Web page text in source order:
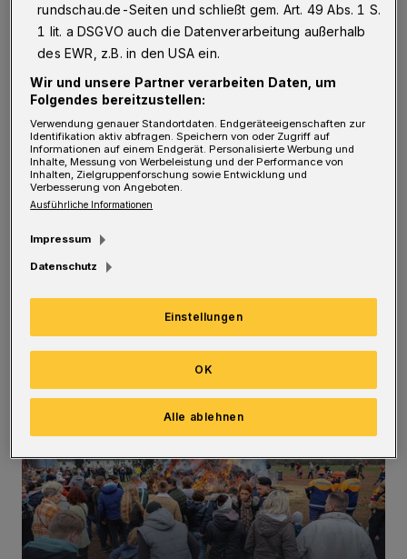
I m vergangenen Jahr waren mehrere
tausend Menschen auf den hinteren Teil
des Sportplatzes Löhrerlen gekommen.
Diesmal bleibt das Areal verwaist. „Da wir
dieses Jahr einige krankheitsbedingte Ausfälle
auf der Helferseite verzeichnen müssen,
möchten wir darüber informieren, dass dieses
Bürgerverein Nächstebreck stattfinden kann.
Wir wünschen Ihnen allen ein schönes
Osterfest“, heißt es auf der Homepage des
Bürgervereins zur Begründung.
dem Jahr 2023)
rundschau.de-Seiten und schließt gem. Art. 49 Abs. 1 S.
1 lit. a DSGVO auch die Datenverarbeitung außerhalb
des EWR, z.B. in den USA ein.
Wir und unsere Partner verarbeiten Daten, um
Folgendes bereitzustellen:
Verwendung genauer Standortdaten. Endgeräteeigenschaften zur
Identifikation aktiv abfragen. Speichern von oder Zugriff auf
Informationen auf einem Endgerät. Personalisierte Werbung und
Inhalte, Messung von Werbeleistung und der Performance von
Inhalten, Zielgruppenforschung sowie Entwicklung und
Verbesserung von Angeboten.
Ausführliche Informationen
Impressum
Datenschutz
Einstellungen
Alle ablehnen
OK